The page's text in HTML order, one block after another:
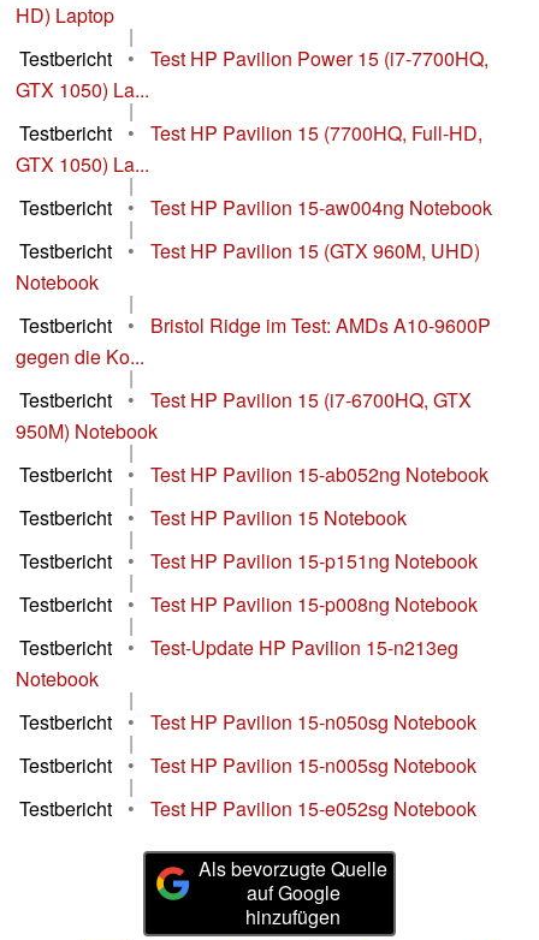
HD) Laptop
|
Testbericht
•
Test HP Pavilion Power 15 (i7-7700HQ,
GTX 1050) La...
|
Testbericht
•
Test HP Pavilion 15 (7700HQ, Full-HD,
GTX 1050) La...
|
Testbericht
• Test HP Pavilion 15-aw004ng Notebook
|
Testbericht
•
Test HP Pavilion 15 (GTX 960M, UHD)
Notebook
|
Testbericht
•
Bristol Ridge im Test: AMDs A10-9600P
gegen die Ko...
|
Testbericht
•
Test HP Pavilion 15 (i7-6700HQ, GTX
950M) Notebook
|
Testbericht
• Test HP Pavilion 15-ab052ng Notebook
|
Testbericht
• Test HP Pavilion 15 Notebook
|
Testbericht
• Test HP Pavilion 15-p151ng Notebook
|
Testbericht
• Test HP Pavilion 15-p008ng Notebook
|
Testbericht
•
Test-Update HP Pavilion 15-n213eg
Notebook
|
Testbericht
• Test HP Pavilion 15-n050sg Notebook
|
Testbericht
• Test HP Pavilion 15-n005sg Notebook
|
Testbericht
• Test HP Pavilion 15-e052sg Notebook
Als bevorzugte Quelle
auf Google
hinzufügen